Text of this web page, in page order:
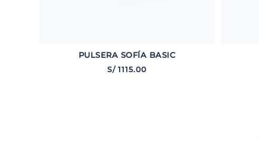
PULSERA SOFÍA BASIC
S/ 1115.00